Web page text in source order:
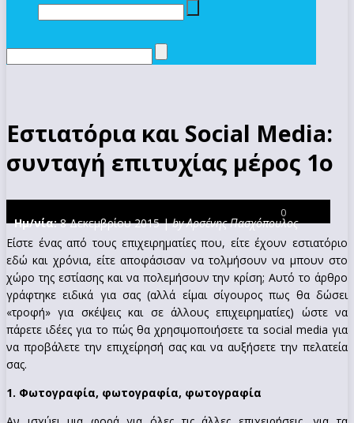
Εστιατόρια και Social Media:
συνταγή επιτυχίας μέρος 1ο
Ημ/νία:8 Δεκεμβρίου 2015 |by Αρσένης Πασχόπουλος
0
Είστε ένας από τους επιχειρηματίες που, είτε έχουν εστιατόριο
εδώ και χρόνια, είτε αποφάσισαν να τολμήσουν να μπουν στο
χώρο της εστίασης και να πολεμήσουν την κρίση; Αυτό το άρθρο
γράφτηκε ειδικά για σας (αλλά είμαι σίγουρος πως θα δώσει
«τροφή» για σκέψεις και σε άλλους επιχειρηματίες) ώστε να
πάρετε ιδέες για το πώς θα χρησιμοποιήσετε τα social media για
να προβάλετε την επιχείρησή σας και να αυξήσετε την πελατεία
σας.
1. Φωτογραφία, φωτογραφία, φωτογραφία